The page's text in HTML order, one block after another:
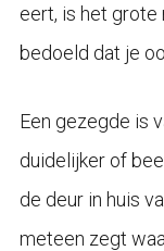
eert, is het grote
bedoeld dat je
Een gezegde is
duidelijker of
de deur in huis
meteen zegt